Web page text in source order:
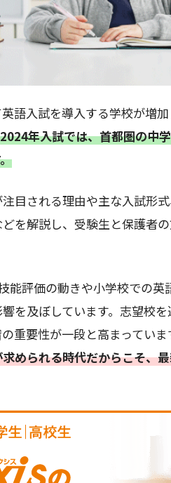
語入試を導入する学校が増
2024年入試では、首都圏の中
目される理由や主な入試形
を解説し、受験生と保護者
能評価の動きや小学校での
を及ぼしています。志望校
重要性が一段と高まっていま
められる時代だからこそ、